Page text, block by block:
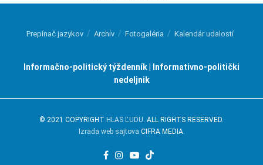
Prepínač jazykov Archív Fotogaléria Kalendár udalostí
Informačno-politický týždenník | Informativno-politički
nedeljnik
© 2021 COPYRIGHT HLAS ĽUDU . ALL RIGHTS RESERVED.
Izrada web sajtova CIFRA MEDIA.